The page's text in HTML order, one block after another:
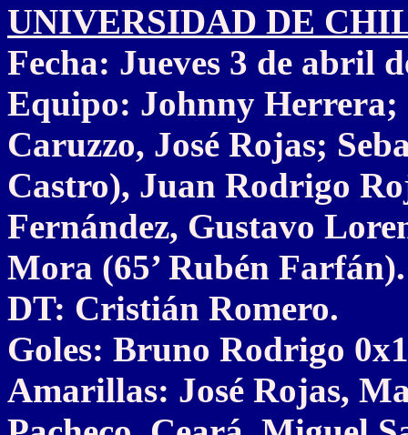
UNIVERSIDAD DE
Fecha: Jueves 3 de abril
Equipo: Johnny Herrera;
Caruzzo, José Rojas;
Castro), Juan Rodrigo
Fernández, Gustavo
Mora (65’ Rubén Farfán).
DT: Cristián Romero.
Goles: Bruno Rodrigo
Amarillas: José Rojas,